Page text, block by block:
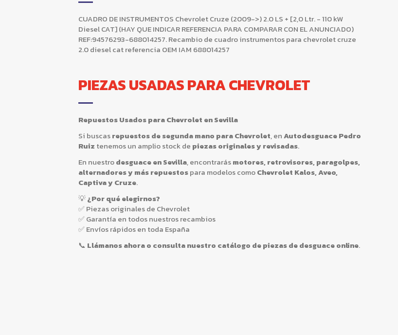
CUADRO DE INSTRUMENTOS Chevrolet Cruze (2009->) 2.0 LS + [2,0 Ltr. - 110 kW
Diesel CAT] (HAY QUE INDICAR REFERENCIA PARA COMPARAR CON EL ANUNCIADO)
REF:94576293-688014257. Recambio de cuadro instrumentos para chevrolet cruze
2.0 diesel cat referencia OEM IAM 688014257
PIEZAS USADAS PARA CHEVROLET
Repuestos Usados para Chevrolet en Sevilla
Si buscasrepuestos de segunda mano para Chevrolet, enAutodesguace Pedro
Ruiz tenemos un amplio stock de piezas originales y revisadas.
En nuestrodesguace en Sevilla, encontrarásmotores, retrovisores, paragolpes,
alternadores y más repuestospara modelos comoChevrolet Kalos, Aveo,
Captiva y Cruze.
💡¿Por qué elegirnos?
✅ Piezas originales de Chevrolet
✅ Garantía en todos nuestros recambios
✅ Envíos rápidos en toda España
📞 Llámanos ahorao consulta nuestro catálogo depiezas de desguace online.